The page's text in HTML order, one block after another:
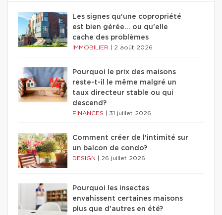
Les signes qu'une copropriété
est bien gérée… ou qu'elle
cache des problèmes
IMMOBILIER 2 août 2026
Pourquoi le prix des maisons
reste-t-il le même malgré un
taux directeur stable ou qui
descend?
FINANCES 31 juillet 2026
Comment créer de l'intimité sur
un balcon de condo?
DESIGN 26 juillet 2026
Pourquoi les insectes
envahissent certaines maisons
plus que d'autres en été?